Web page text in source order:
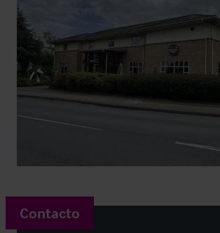
Contacto